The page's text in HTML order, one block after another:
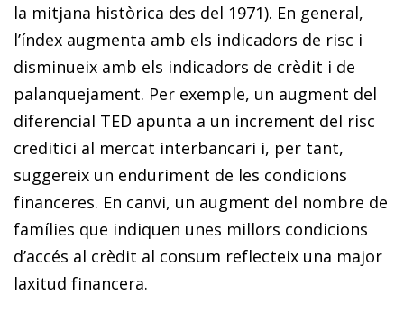
la mitjana històrica des del 1971). En general,
l’índex augmenta amb els indicadors de risc i
disminueix amb els in­­­­­dicadors de crèdit i de
palanquejament. Per exemple, un augment del
diferencial TED apunta a un increment del risc
creditici al mercat interbancari i, per tant,
suggereix un en­­duriment de les condicions
financeres. En canvi, un augment del nombre de
famílies que indiquen unes mi­­llors condicions
d’accés al crèdit al consum reflecteix una major
laxitud financera.